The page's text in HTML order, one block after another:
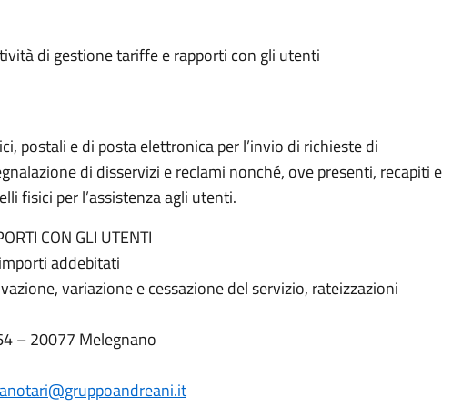
di gestione tariffe e rapporti con gli utenti
postali e di posta elettronica per l’invio di richieste di
di disservizi e reclami nonché, ove presenti, recapiti e
fisici per l’assistenza agli utenti.
CON GLI UTENTI
addebitati
variazione e cessazione del servizio, rateizzazioni
– 20077 Melegnano